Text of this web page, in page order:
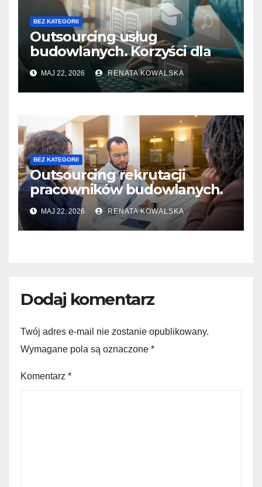
BEZ KATEGORII
Outsourcing usług
budowlanych. Korzyści dla
firm i pracowników
MAJ 22, 2026 RENATA KOWALSKA
BEZ KATEGORII
Outsourcing rekrutacji
pracowników budowlanych.
Przebieg i kluczowe etapy
MAJ 22, 2026 RENATA KOWALSKA
Dodaj komentarz
Twój adres e-mail nie zostanie opublikowany.
Wymagane pola są oznaczone *
Komentarz *